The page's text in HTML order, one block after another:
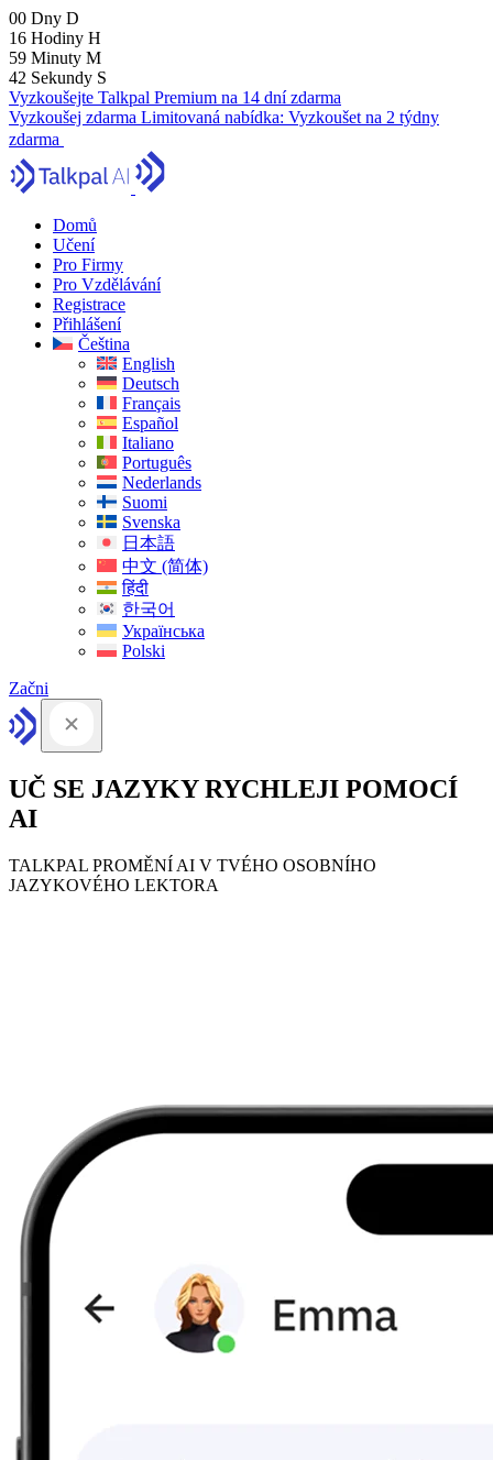
00 Dny D
16 Hodiny H
59 Minuty M
42 Sekundy S
Vyzkoušejte Talkpal Premium na 14 dní zdarma
Vyzkoušej zdarma Limitovaná nabídka: Vyzkoušet na 2 týdny
zdarma
Domů
Učení
Pro Firmy
Pro Vzdělávání
Registrace
Přihlášení
Čeština
English
Deutsch
Français
Español
Italiano
Português
Nederlands
Suomi
Svenska
日本語
中文 (简体)
हिंदी
한국어
Українська
Polski
Začni
UČ SE JAZYKY RYCHLEJI POMOCÍ
AI
TALKPAL PROMĚNÍ AI V TVÉHO OSOBNÍHO
JAZYKOVÉHO LEKTORA